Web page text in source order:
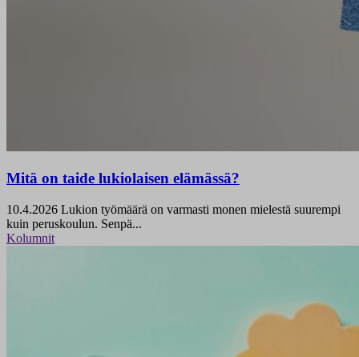
Mitä on taide lukiolaisen elämässä?
10.4.2026 Lukion työmäärä on varmasti monen mielestä suurempi
kuin peruskoulun. Senpä...
Kolumnit